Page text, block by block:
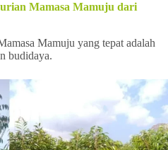
Mamasa Mamuju dari
Mamuju yang tepat adalah
budidaya.